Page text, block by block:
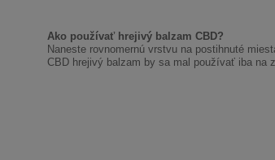
Ako používať hrejivý balzam CBD?
Naneste rovnomernú vrstvu na postihnuté
CBD hrejivý balzam by sa mal používať iba na